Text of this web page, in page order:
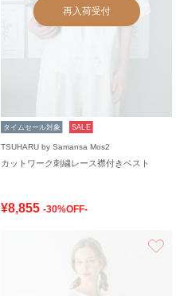
再入荷受付
タイムセール対象 SALE
TSUHARU by Samansa Mos2
カットワーク刺繍レース襟付きベスト
¥8,855 -30%OFF-